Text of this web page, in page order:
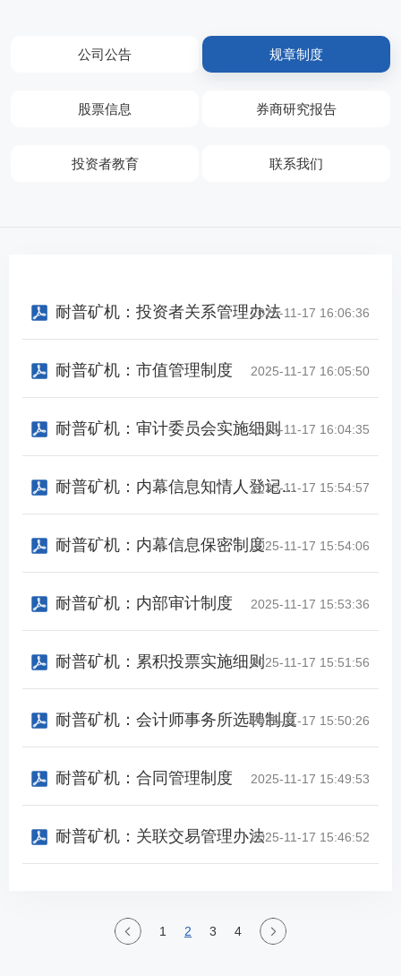
公司公告 规章制度
股票信息 券商研究报告
投资者教育 联系我们
2025-11-17 16:06:36
耐普矿机：投资者关系管理办法
2025-11-17 16:05:50
耐普矿机：市值管理制度
2025-11-17 16:04:35
耐普矿机：审计委员会实施细则
2025-11-17 15:54:57
耐普矿机：内幕信息知情人登记管理制度
2025-11-17 15:54:06
耐普矿机：内幕信息保密制度
2025-11-17 15:53:36
耐普矿机：内部审计制度
2025-11-17 15:51:56
耐普矿机：累积投票实施细则
2025-11-17 15:50:26
耐普矿机：会计师事务所选聘制度
2025-11-17 15:49:53
耐普矿机：合同管理制度
2025-11-17 15:46:52
耐普矿机：关联交易管理办法
1 2 3 4